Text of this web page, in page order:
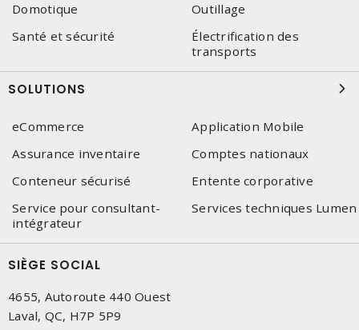
Domotique
Outillage
Santé et sécurité
Électrification des
transports
SOLUTIONS
eCommerce
Application Mobile
Assurance inventaire
Comptes nationaux
Conteneur sécurisé
Entente corporative
Service pour consultant-
intégrateur
Services techniques Lumen
SIÈGE SOCIAL
4655, Autoroute 440 Ouest
Laval, QC, H7P 5P9